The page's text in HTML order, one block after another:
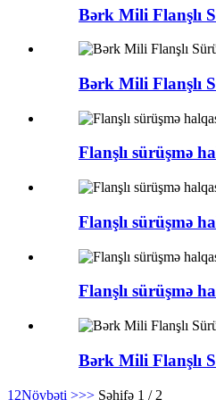
Bərk Mili Flanşlı
Bərk Mili Flanşlı
Flanşlı sürüşmə
Flanşlı sürüşmə
Flanşlı sürüşmə
Bərk Mili Flanşlı
1 2Növbəti >>> Səhifə 1 / 2